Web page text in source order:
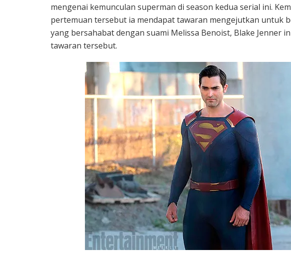
mengenai kemunculan superman di season kedua serial ini.
pertemuan tersebut ia mendapat tawaran mengejutkan untuk
yang bersahabat dengan suami Melissa Benoist, Blake Jenner
tawaran tersebut.